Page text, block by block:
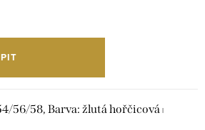
56/58, Barva: žlutá hořčicová |